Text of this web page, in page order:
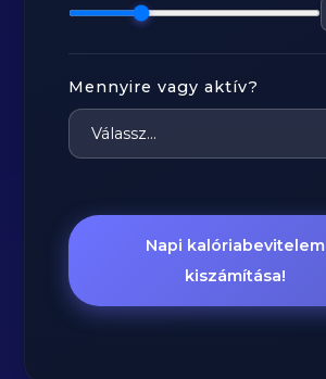
Mennyire vagy aktív?
Napi kalóriabevitelem
kiszámítása!